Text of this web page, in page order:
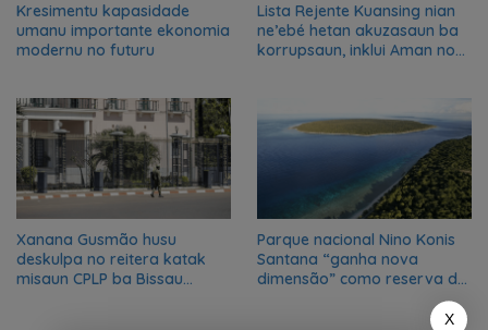
Kresimentu kapasidade
umanu importante ekonomia
modernu no futuru
Lista Rejente Kuansing nian
ne’ebé hetan akuzasaun ba
korrupsaun, inklui Aman no
Xanana Gusmão husu
deskulpa no reitera katak
misaun CPLP ba Bissau
Parque nacional Nino Konis
Santana “ganha nova
dimensão” como reserva da
X